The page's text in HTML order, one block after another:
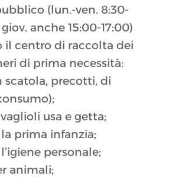
(lun.-ven. 8:30-
anche 15:00-17:00)
il centro di raccolta dei
di prima necessità:
scatola, precotti, di
usa e getta;
prima infanzia;
personale;
animali;